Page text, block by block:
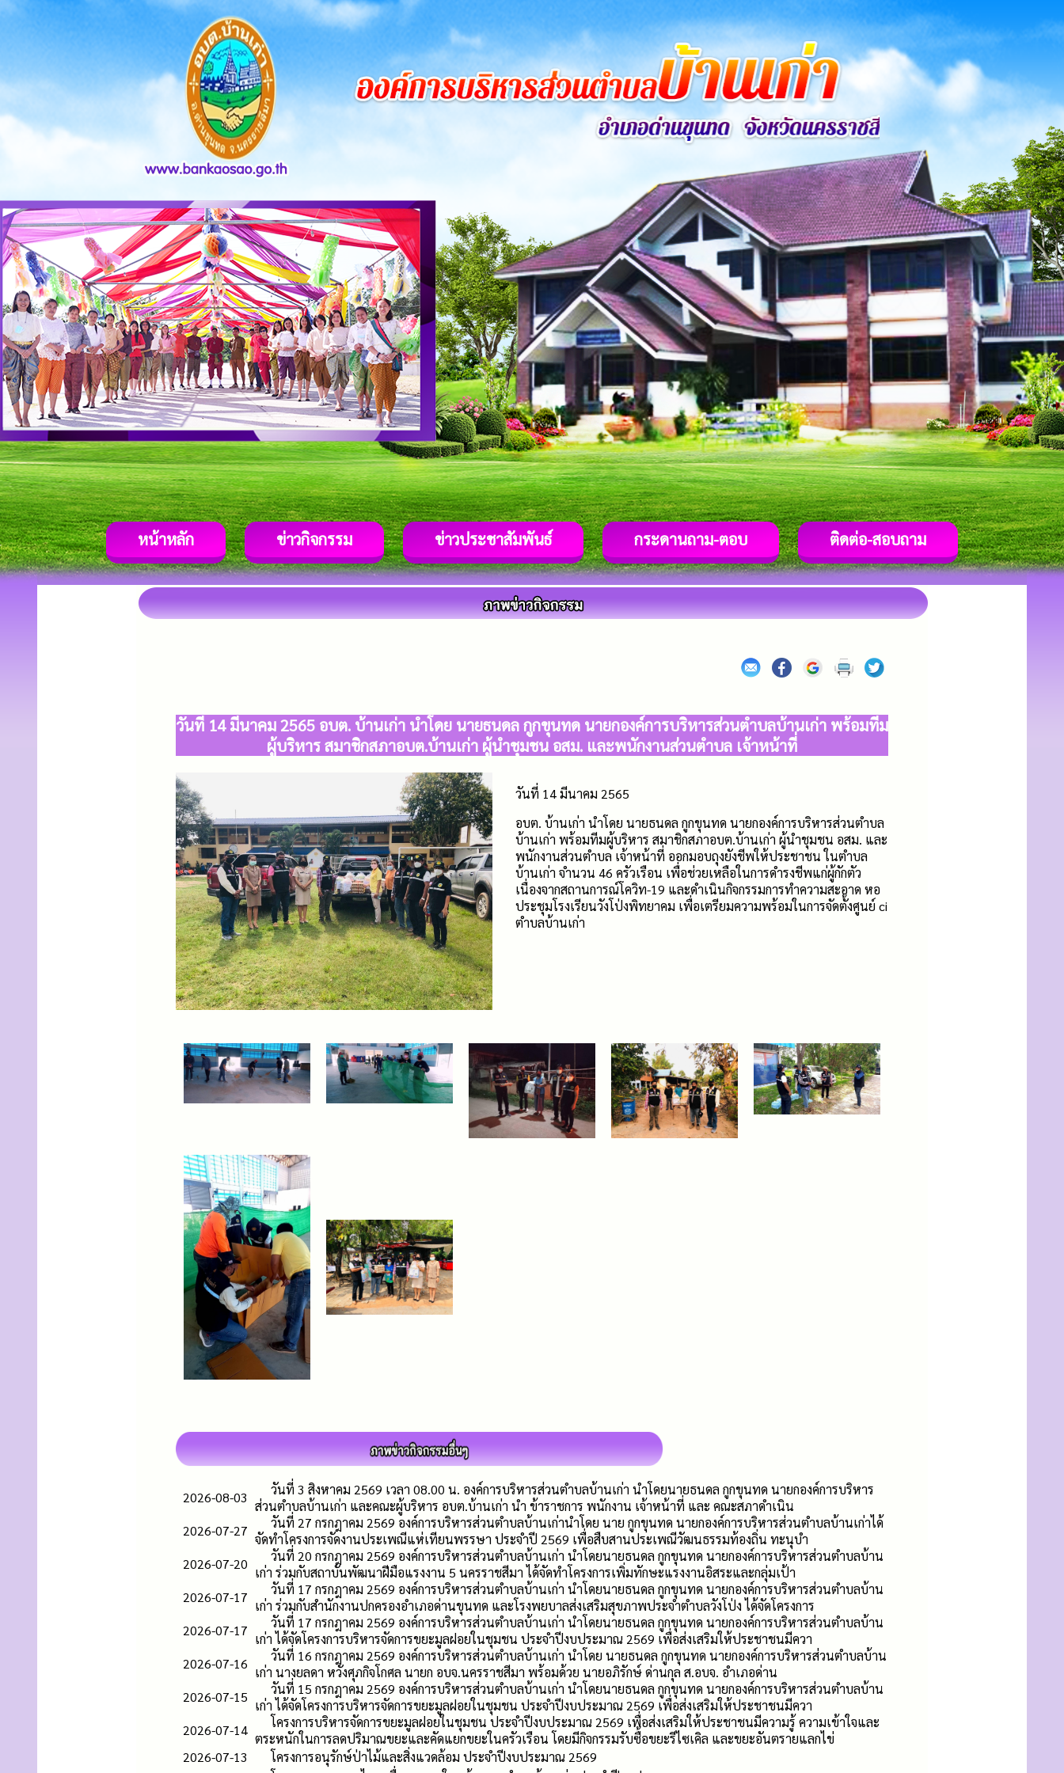
หน้าหลัก ข่าวกิจกรรม ข่าวประชาสัมพันธ์ กระดานถาม-ตอบ ติดต่อ-สอบถาม
วันที่ 14 มีนาคม 2565 อบต. บ้านเก่า นำโดย นายธนดล กูกขุนทด นายกองค์การบริหารส่วนตำบลบ้านเก่า พร้อมทีม
ผู้บริหาร สมาชิกสภาอบต.บ้านเก่า ผู้นำชุมชน อสม. และพนักงานส่วนตำบล เจ้าหน้าที่
วันที่ 14 มีนาคม 2565
อบต. บ้านเก่า นำโดย นายธนดล กูกขุนทด นายกองค์การบริหารส่วนตำบล
บ้านเก่า พร้อมทีมผู้บริหาร สมาชิกสภาอบต.บ้านเก่า ผู้นำชุมชน อสม. และ
พนักงานส่วนตำบล เจ้าหน้าที่ ออกมอบถุงยังชีพให้ประชาชน ในตำบล
บ้านเก่า จำนวน 46 ครัวเรือน เพื่อช่วยเหลือในการดำรงชีพแก่ผู้กักตัว
เนื่องจากสถานการณ์โควิท-19 และดำเนินกิจกรรมการทำความสะอาด หอ
ประชุมโรงเรียนวังโป่งพิทยาคม เพื่อเตรียมความพร้อมในการจัดตั้งศูนย์ ci
ตำบลบ้านเก่า
2026-08-03
วันที่ 3 สิงหาคม 2569 เวลา 08.00 น. องค์การบริหารส่วนตำบลบ้านเก่า นำโดยนายธนดล กูกขุนทด นายกองค์การบริหาร
ส่วนตำบลบ้านเก่า และคณะผู้บริหาร อบต.บ้านเก่า นำ ข้าราชการ พนักงาน เจ้าหน้าที่ และ คณะสภาดำเนิน
2026-07-27
วันที่ 27 กรกฎาคม 2569 องค์การบริหารส่วนตำบลบ้านเก่านำโดย นาย กูกขุนทด นายกองค์การบริหารส่วนตำบลบ้านเก่าได้
จัดทำโครงการจัดงานประเพณีแห่เทียนพรรษา ประจำปี 2569 เพื่อสืบสานประเพณีวัฒนธรรมท้องถิ่น ทะนุบำ
2026-07-20
วันที่ 20 กรกฎาคม 2569 องค์การบริหารส่วนตำบลบ้านเก่า นำโดยนายธนดล กูกขุนทด นายกองค์การบริหารส่วนตำบลบ้าน
เก่า ร่วมกับสถาบันพัฒนาฝีมือแรงงาน 5 นครราชสีมา ได้จัดทำโครงการเพิ่มทักษะแรงงานอิสระและกลุ่มเป้า
2026-07-17
วันที่ 17 กรกฎาคม 2569 องค์การบริหารส่วนตำบลบ้านเก่า นำโดยนายธนดล กูกขุนทด นายกองค์การบริหารส่วนตำบลบ้าน
เก่า ร่วมกับสำนักงานปกครองอำเภอด่านขุนทด และโรงพยบาลส่งเสริมสุขภาพประจำตำบลวังโป่ง ได้จัดโครงการ
2026-07-17
วันที่ 17 กรกฎาคม 2569 องค์การบริหารส่วนตำบลบ้านเก่า นำโดยนายธนดล กูกขุนทด นายกองค์การบริหารส่วนตำบลบ้าน
เก่า ได้จัดโครงการบริหารจัดการขยะมูลฝอยในชุมชน ประจำปีงบประมาณ 2569 เพื่อส่งเสริมให้ประชาชนมีควา
2026-07-16
วันที่ 16 กรกฎาคม 2569 องค์การบริหารส่วนตำบลบ้านเก่า นำโดย นายธนดล กูกขุนทด นายกองค์การบริหารส่วนตำบลบ้าน
เก่า นางยลดา หวังศุภกิจโกศล นายก อบจ.นครราชสีมา พร้อมด้วย นายอภิรักษ์ ด่านกุล ส.อบจ. อำเภอด่าน
2026-07-15
วันที่ 15 กรกฎาคม 2569 องค์การบริหารส่วนตำบลบ้านเก่า นำโดยนายธนดล กูกขุนทด นายกองค์การบริหารส่วนตำบลบ้าน
เก่า ได้จัดโครงการบริหารจัดการขยะมูลฝอยในชุมชน ประจำปีงบประมาณ 2569 เพื่อส่งเสริมให้ประชาชนมีควา
2026-07-14
โครงการบริหารจัดการขยะมูลฝอยในชุมชน ประจำปีงบประมาณ 2569 เพื่อส่งเสริมให้ประชาชนมีความรู้ ความเข้าใจและ
ตระหนักในการลดปริมาณขยะและคัดแยกขยะในครัวเรือน โดยมีกิจกรรมรับซื้อขยะรีไซเคิล และขยะอันตรายแลกไข่
2026-07-13
โครงการอนุรักษ์ป่าไม้และสิ่งแวดล้อม ประจำปีงบประมาณ 2569